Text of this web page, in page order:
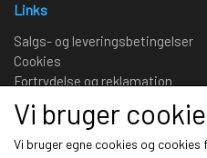
Links
Salgs- og leveringsbetingelser
Cookies
Fortrydelse og reklamation
Kunde login
Om os
Vi bruger
Vi bruger egne cookies og